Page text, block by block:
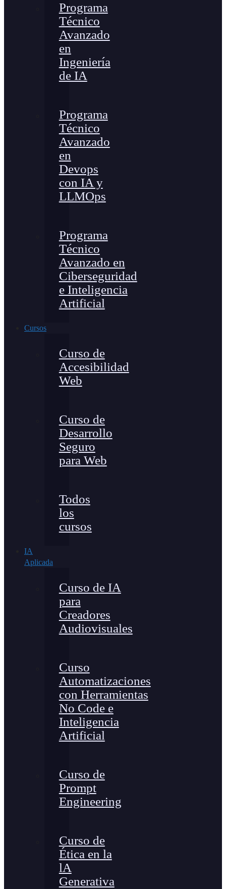
Programa
Técnico
Avanzado
en
Ingeniería
de IA
Programa
Técnico
Avanzado
en
Devops
con IA y
LLMOps
Programa
Técnico
Avanzado en
Ciberseguridad
e Inteligencia
Artificial
Cursos
Curso de
Accesibilidad
Web
Curso de
Desarrollo
Seguro
para Web
Todos
los
cursos
IA
Aplicada
Curso de IA
para
Creadores
Audiovisuales
Curso
Automatizaciones
con Herramientas
No Code e
Inteligencia
Artificial
Curso de
Prompt
Engineering
Curso de
Ética en la
lA
Generativa